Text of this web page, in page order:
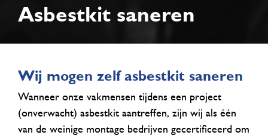
Asbestkit saneren
Wij mogen zelf asbestkit saneren
Wanneer onze vakmensen tijdens een project
(onverwacht) asbestkit aantreffen, zijn wij als één
van de weinige montage bedrijven gecertificeerd om